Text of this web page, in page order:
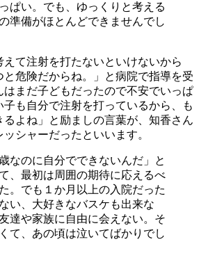
ぱい。でも、ゆっくりと考える
準備がほとんどできませんでし
えて注射を打たないといけないから
危険だからね。」と病院で指導を受
はまだ子どもだったので不安でいっぱ
も自分で注射を打っているから、も
るよね」と励ましの言葉が、知香さん
シャーだったといいます。
なのに自分でできないんだ」と
、最初は周囲の期待に応えるべ
。でも１か月以上の入院だった
い、大好きなバスケも出来な
達や家族に自由に会えない。そ
て、あの頃は泣いてばかりでし